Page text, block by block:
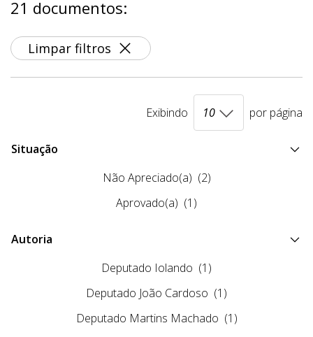
21 documentos:
Limpar filtros
Exibindo por página
Situação
Não Apreciado(a) (2)
Aprovado(a) (1)
Autoria
Deputado Iolando (1)
Deputado João Cardoso (1)
Deputado Martins Machado (1)